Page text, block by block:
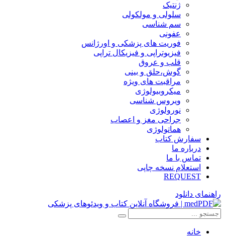
ژنتیک
سلولی و مولکولی
سم شناسی
عفونی
فوریت های پزشکی و اورژانس
فیزیوتراپی و فیزیکال تراپی
قلب و عروق
گوش،حلق و بینی
مراقبت های ویژه
میکروبیولوژی
ویروس شناسی
نورولوژی
جراحی مغز و اعصاب
هماتولوژی
سفارش کتاب
درباره ما
تماس با ما
استعلام نسخه چاپی
REQUEST
راهنمای دانلود
خانه